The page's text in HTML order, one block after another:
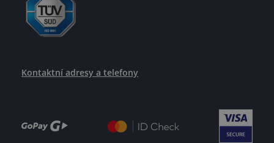
Kontaktní adresy a telefony